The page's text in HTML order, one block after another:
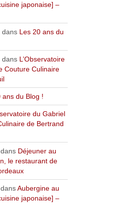
japonaise] –
dans Les 20 ans du
dans L’Observatoire
Couture Culinaire
ans du Blog !
du Gabriel
de Bertrand
dans Déjeuner au
le restaurant de
dansAubergine au
japonaise] –